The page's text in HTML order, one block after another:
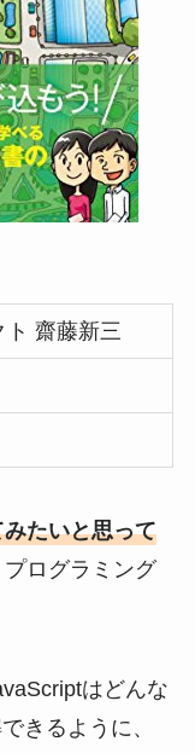
ト 齋藤新三
たいと思って
ログラミング
はどんな
きるように、